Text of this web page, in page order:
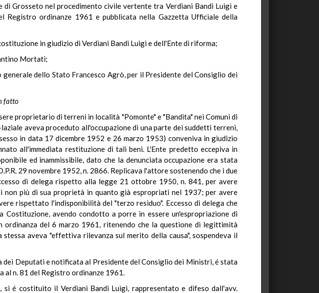
Grosseto nel procedimento civile vertente tra Verdiani Bandi Luigi e
Registro ordinanze 1961 e pubblicata nella Gazzetta Ufficiale della
in giudizio di Verdiani Bandi Luigi e dell'Ente di riforma;
Mortati;
dello Stato Francesco Agrò, per il Presidente del Consiglio dei
fatto
proprietario di terreni in località "Pomonte" e "Bandita" nei Comuni di
aveva proceduto all'occupazione di una parte dei suddetti terreni,
in data 17 dicembre 1952 e 26 marzo 1953) conveniva in giudizio
all'immediata restituzione di tali beni. L'Ente predetto eccepiva in
ed inammissibile, dato che la denunciata occupazione era stata
29 novembre 1952, n. 2866. Replicava l'attore sostenendo che i due
di delega rispetto alla legge 21 ottobre 1950, n. 841, per avere
più di sua proprietà in quanto già espropriati nel 1937; per avere
rispettato l'indisponibilità del "terzo residuo". Eccesso di delega che
avendo condotto a porre in essere un'espropriazione di
del 6 marzo 1961, ritenendo che la questione di legittimità
aveva "effettiva rilevanza sul merito della causa", sospendeva il
dei Deputati e notificata al Presidente del Consiglio dei Ministri, é stata
al n. 81 del Registro ordinanze 1961.
é costituito il Verdiani Bandi Luigi, rappresentato e difeso dall'avv.